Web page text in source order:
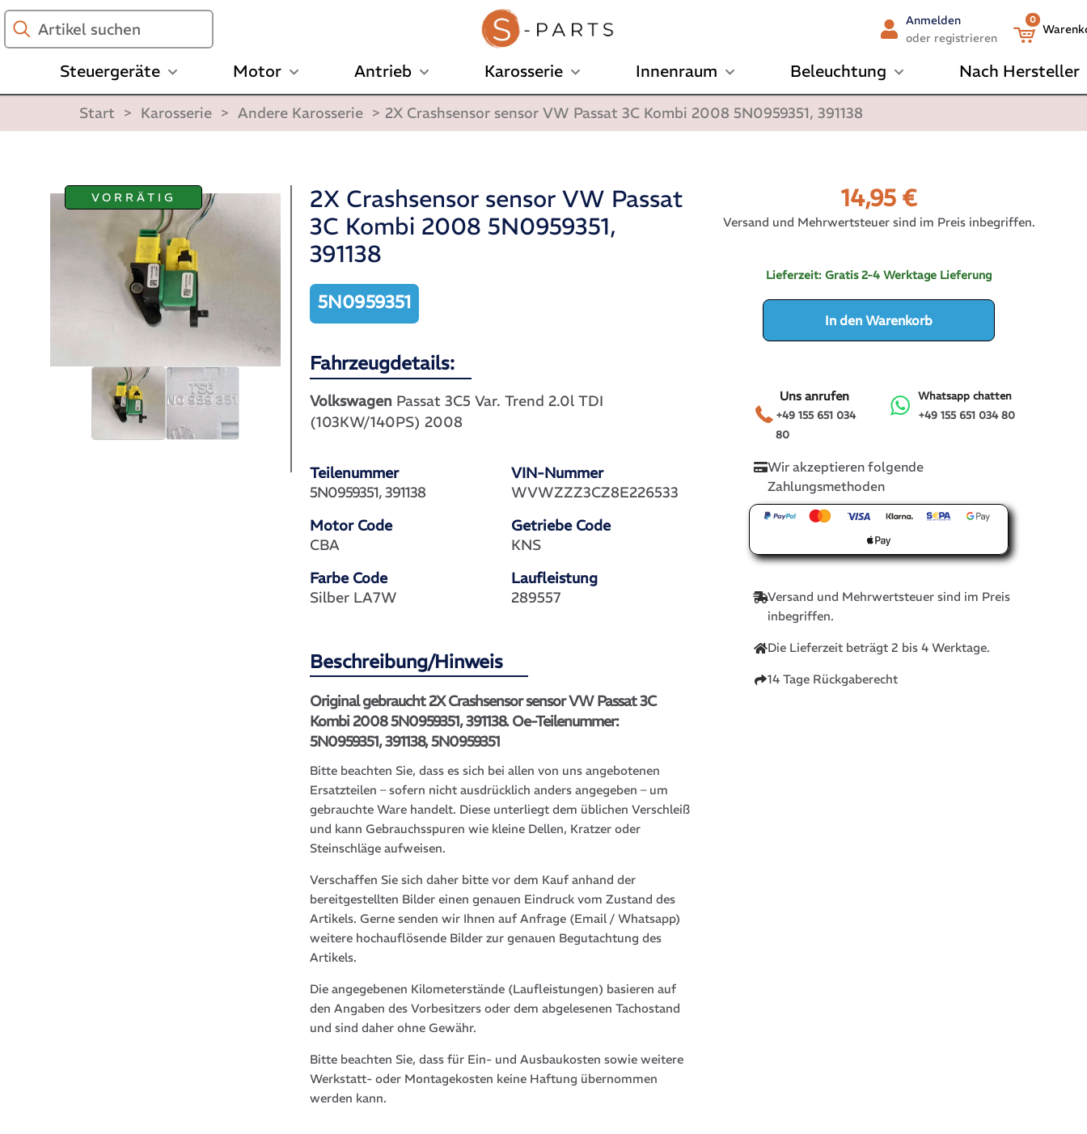
Artikel
suchen
Anmelden
oder registrieren
0
Steuergeräte Motor Antrieb Karosserie Innenraum Beleuchtung Nach Hersteller
Start > Karosserie > Andere Karosserie > 2X Crashsensor sensor VW Passat 3C Kombi 2008 5N0959351, 391138
VORRÄTIG
2X Crashsensor sensor VW Passat
3C Kombi 2008 5N0959351,
391138
5N0959351
Fahrzeugdetails:
Volkswagen Passat 3C5 Var. Trend 2.0l TDI
(103KW/140PS) 2008
Teilenummer
VIN-Nummer
5N0959351, 391138
WVWZZZ3CZ8E226533
Motor Code
Getriebe Code
CBA
KNS
Farbe Code
Laufleistung
Silber LA7W
289557
Beschreibung/Hinweis
Original gebraucht 2X Crashsensor sensor VW Passat 3C
Kombi 2008 5N0959351, 391138. Oe-Teilenummer:
5N0959351, 391138, 5N0959351
Bitte beachten Sie, dass es sich bei allen von uns angebotenen
Ersatzteilen – sofern nicht ausdrücklich anders angegeben – um
gebrauchte Ware handelt. Diese unterliegt dem üblichen Verschleiß
und kann Gebrauchsspuren wie kleine Dellen, Kratzer oder
Steinschläge aufweisen.
Verschaffen Sie sich daher bitte vor dem Kauf anhand der
bereitgestellten Bilder einen genauen Eindruck vom Zustand des
Artikels. Gerne senden wir Ihnen auf Anfrage (Email / Whatsapp)
weitere hochauflösende Bilder zur genauen Begutachtung des
Artikels.
Die angegebenen Kilometerstände (Laufleistungen) basieren auf
den Angaben des Vorbesitzers oder dem abgelesenen Tachostand
und sind daher ohne Gewähr.
Bitte beachten Sie, dass für Ein- und Ausbaukosten sowie weitere
Werkstatt- oder Montagekosten keine Haftung übernommen
werden kann.
14,95 €
Versand und Mehrwertsteuer sind im Preis inbegriffen.
Lieferzeit:Gratis 2-4 Werktage Lieferung
In den Warenkorb
+49 155 651 034
80
Uns anrufen
+49 155 651 034 80
Whatsapp chatten
Wir akzeptieren folgende
Zahlungsmethoden
Versand und Mehrwertsteuer sind im Preis
inbegriffen.
Die Lieferzeit beträgt 2 bis 4 Werktage.
14 Tage Rückgaberecht